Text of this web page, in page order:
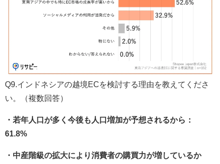
Q9.インドネシアの越境ECを検討する理由を教えてくださ
い。（複数回答）
・若年人口が多く今後も人口増加が予想されるから：
61.8%
・中産階級の拡大により消費者の購買力が増しているか